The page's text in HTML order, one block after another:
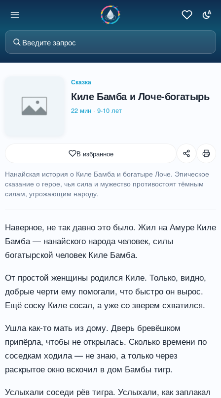
Сказка
Киле Бамба и Лоче-богатырь
22 мин · 9-10 лет
Нанайская история о Киле Бамба и богатыре Лоче. Эпическое
сказание о герое, чья сила и мужество противостоят тёмным
силам, угрожающим народу.
В избранное
Наверное, не так давно это было. Жил на Амуре Киле
Бамба — нанайского народа человек, силы
богатырской человек Киле Бамба.
От простой женщины родился Киле. Только, видно,
добрые черти ему помогали, что быстро он вырос.
Ещё соску Киле сосал, а уже со зверем схватился.
Ушла как-то мать из дому. Дверь бревёшком
припёрла, чтобы не открылась. Сколько времени по
соседкам ходила — не знаю, а только через
раскрытое окно вскочил в дом Бамбы тигр.
Услыхали соседи рёв тигра. Услыхали, как заплакал